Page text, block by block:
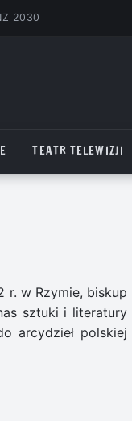
2030
TEATR TELEWIZJI
r. w Rzymie, biskup
sztuki i literatury
arcydzieł polskiej